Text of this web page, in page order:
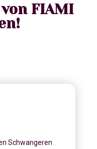
FIAMI
Schwangeren